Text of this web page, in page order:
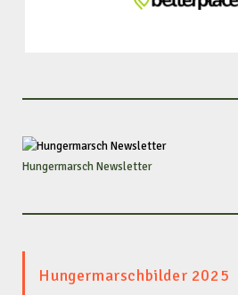
Hungermarsch Newsletter
Hungermarschbilder 2025